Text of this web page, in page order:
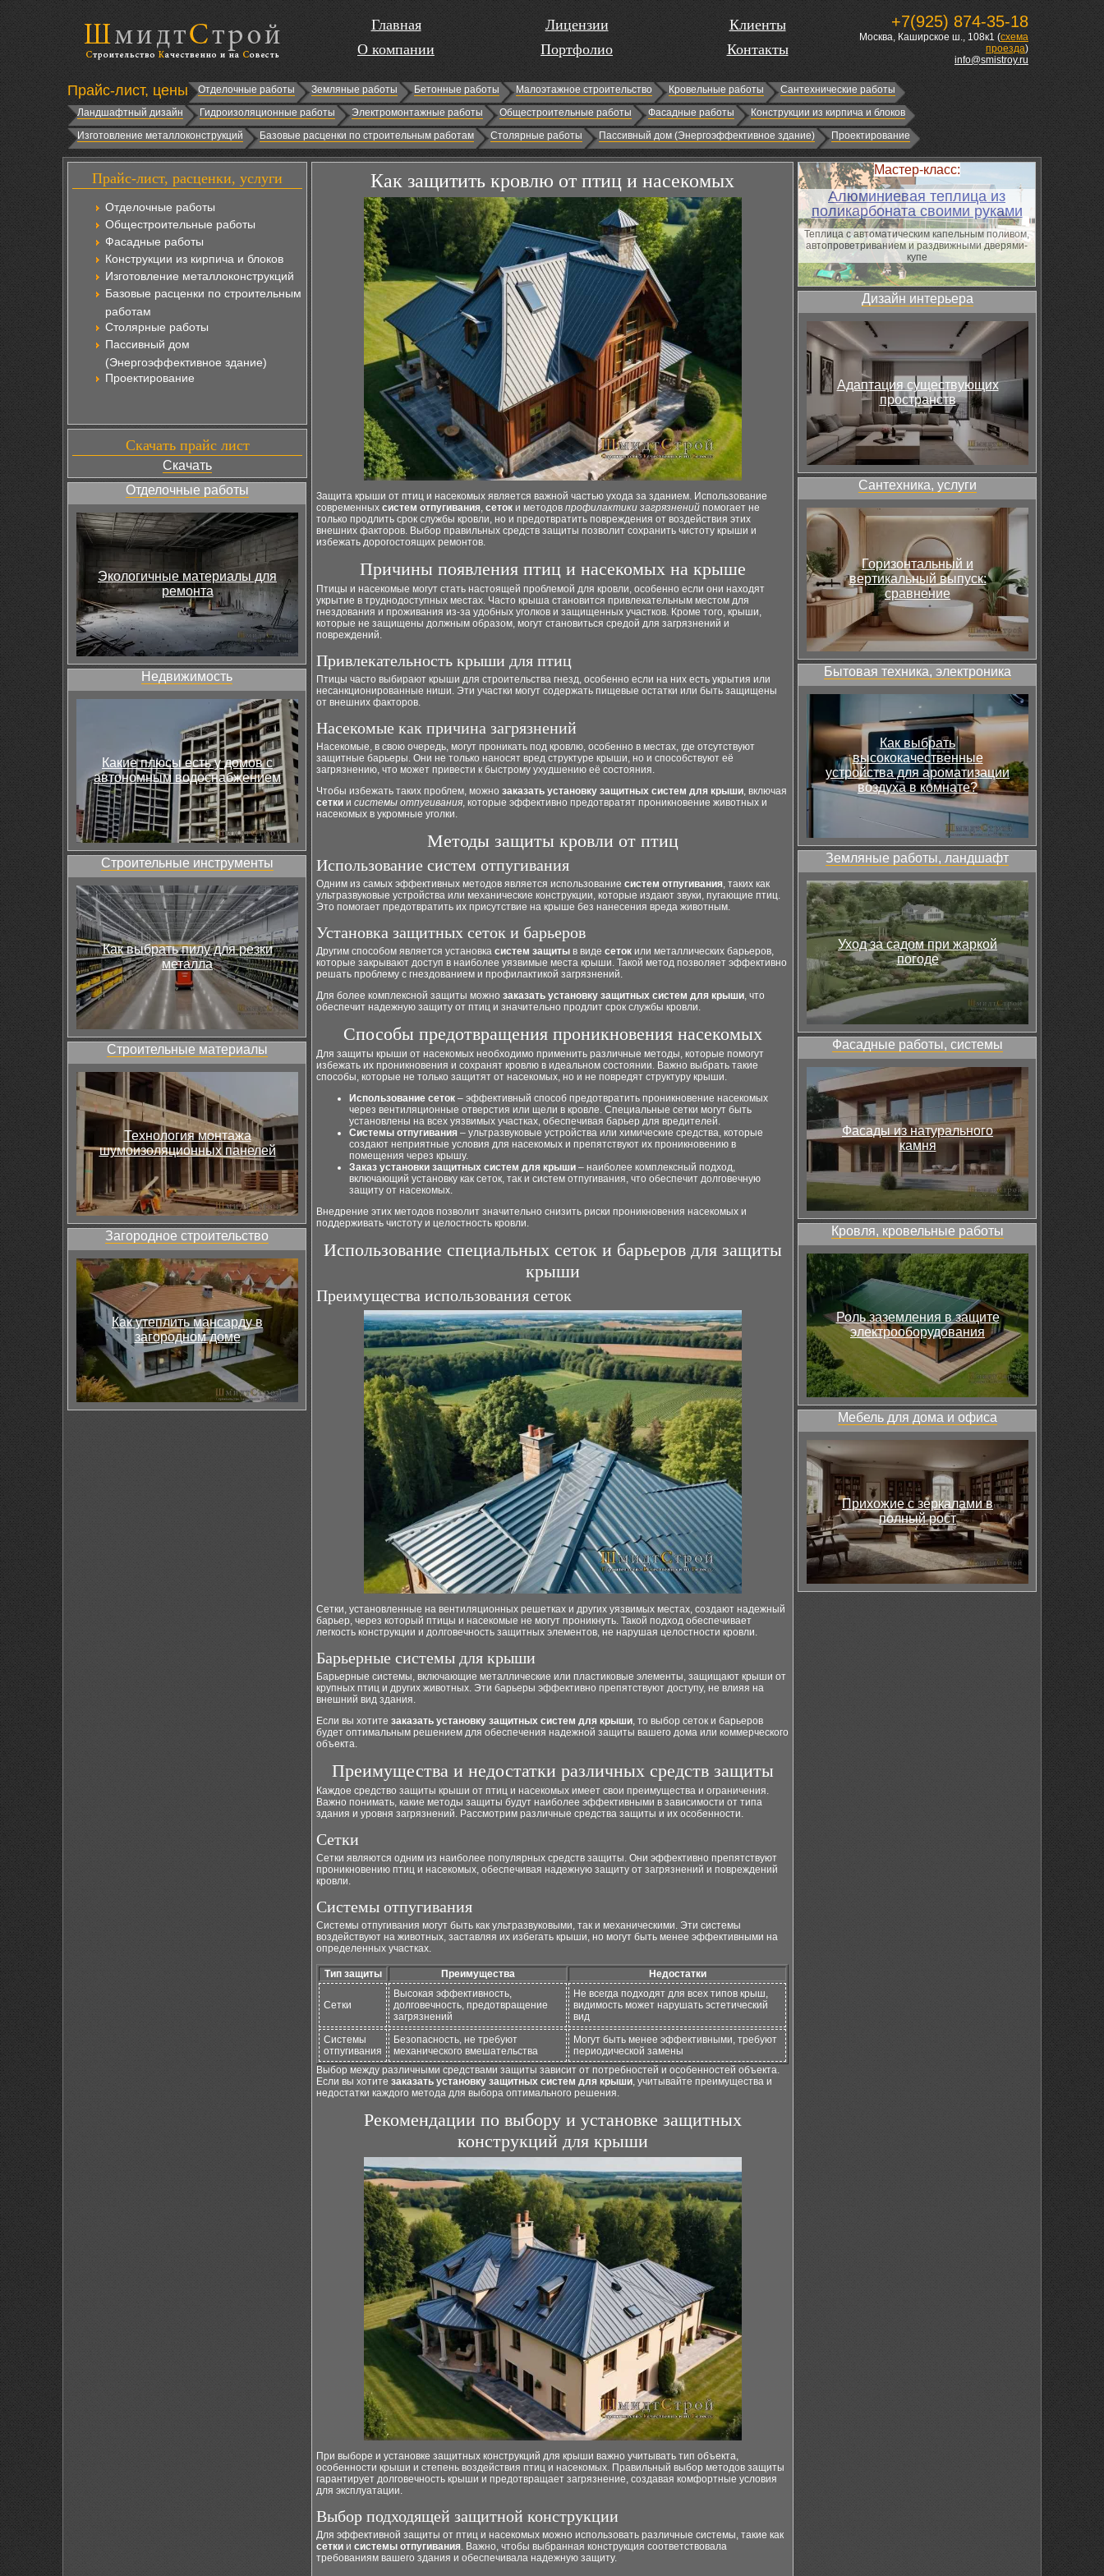
Главная
О компании
Лицензии
Портфолио
Клиенты
Контакты
+7(925) 874-35-18
Москва, Каширское ш., 108к1 (схема
проезда)
info@smistroy.ru
Прайс-лист, цены Отделочные работы Земляные работы Бетонные работы Малоэтажное строительство Кровельные работы
Сантехнические работы
Ландшафтный дизайн
Гидроизоляционные работы Электромонтажные работы Общестроительные работы Фасадные работы
Конструкции из кирпича и блоков
Изготовление металлоконструкций
Базовые расценки по строительным работам Столярные работы Пассивный дом (Энергоэффективное здание) Проектирование
Прайс-лист, расценки, услуги
Отделочные работы
Общестроительные работы
Фасадные работы
Конструкции из кирпича и блоков
Изготовление металлоконструкций
Базовые расценки по строительным
работам
Столярные работы
Пассивный дом
(Энергоэффективное здание)
Проектирование
Скачать прайс лист
Скачать
Отделочные работы
Экологичные материалы для
ремонта
Недвижимость
Какие плюсы есть у домов с
автономным водоснабжением
Строительные инструменты
Как выбрать пилу для резки
металла
Строительные материалы
Технология монтажа
шумоизоляционных панелей
Загородное строительство
Как утеплить мансарду в
загородном доме
Как защитить кровлю от птиц и насекомых
Защита крыши от птиц и насекомых является важной частью ухода за зданием. Использование
современных систем отпугивания, сеток и методов профилактики загрязнений помогает не
только продлить срок службы кровли, но и предотвратить повреждения от воздействия этих
внешних факторов. Выбор правильных средств защиты позволит сохранить чистоту крыши и
избежать дорогостоящих ремонтов.
Причины появления птиц и насекомых на крыше
Птицы и насекомые могут стать настоящей проблемой для кровли, особенно если они находят
укрытие в труднодоступных местах. Часто крыша становится привлекательным местом для
гнездования и проживания из-за удобных уголков и защищенных участков. Кроме того, крыши,
которые не защищены должным образом, могут становиться средой для загрязнений и
повреждений.
Привлекательность крыши для птиц
Птицы часто выбирают крыши для строительства гнезд, особенно если на них есть укрытия или
несанкционированные ниши. Эти участки могут содержать пищевые остатки или быть защищены
от внешних факторов.
Насекомые как причина загрязнений
Насекомые, в свою очередь, могут проникать под кровлю, особенно в местах, где отсутствуют
защитные барьеры. Они не только наносят вред структуре крыши, но и способствуют её
загрязнению, что может привести к быстрому ухудшению её состояния.
Чтобы избежать таких проблем, можно заказать установку защитных систем для крыши, включая
сетки и системы отпугивания, которые эффективно предотвратят проникновение животных и
насекомых в укромные уголки.
Методы защиты кровли от птиц
Использование систем отпугивания
Одним из самых эффективных методов является использование систем отпугивания, таких как
ультразвуковые устройства или механические конструкции, которые издают звуки, пугающие птиц.
Это помогает предотвратить их присутствие на крыше без нанесения вреда животным.
Установка защитных сеток и барьеров
Другим способом является установка систем защиты в виде сеток или металлических барьеров,
которые закрывают доступ в наиболее уязвимые места крыши. Такой метод позволяет эффективно
решать проблему с гнездованием и профилактикой загрязнений.
Для более комплексной защиты можно заказать установку защитных систем для крыши, что
обеспечит надежную защиту от птиц и значительно продлит срок службы кровли.
Способы предотвращения проникновения насекомых
Для защиты крыши от насекомых необходимо применить различные методы, которые помогут
избежать их проникновения и сохранят кровлю в идеальном состоянии. Важно выбрать такие
способы, которые не только защитят от насекомых, но и не повредят структуру крыши.
Использование сеток – эффективный способ предотвратить проникновение насекомых
через вентиляционные отверстия или щели в кровле. Специальные сетки могут быть
установлены на всех уязвимых участках, обеспечивая барьер для вредителей.
Системы отпугивания – ультразвуковые устройства или химические средства, которые
создают неприятные условия для насекомых и препятствуют их проникновению в
помещения через крышу.
Заказ установки защитных систем для крыши – наиболее комплексный подход,
включающий установку как сеток, так и систем отпугивания, что обеспечит долговечную
защиту от насекомых.
Внедрение этих методов позволит значительно снизить риски проникновения насекомых и
поддерживать чистоту и целостность кровли.
Использование специальных сеток и барьеров для защиты
крыши
Преимущества использования сеток
Сетки, установленные на вентиляционных решетках и других уязвимых местах, создают надежный
барьер, через который птицы и насекомые не могут проникнуть. Такой подход обеспечивает
легкость конструкции и долговечность защитных элементов, не нарушая целостности кровли.
Барьерные системы для крыши
Барьерные системы, включающие металлические или пластиковые элементы, защищают крыши от
крупных птиц и других животных. Эти барьеры эффективно препятствуют доступу, не влияя на
внешний вид здания.
Если вы хотите заказать установку защитных систем для крыши, то выбор сеток и барьеров
будет оптимальным решением для обеспечения надежной защиты вашего дома или коммерческого
объекта.
Преимущества и недостатки различных средств защиты
Каждое средство защиты крыши от птиц и насекомых имеет свои преимущества и ограничения.
Важно понимать, какие методы защиты будут наиболее эффективными в зависимости от типа
здания и уровня загрязнений. Рассмотрим различные средства защиты и их особенности.
Сетки
Сетки являются одним из наиболее популярных средств защиты. Они эффективно препятствуют
проникновению птиц и насекомых, обеспечивая надежную защиту от загрязнений и повреждений
кровли.
Системы отпугивания
Системы отпугивания могут быть как ультразвуковыми, так и механическими. Эти системы
воздействуют на животных, заставляя их избегать крыши, но могут быть менее эффективными на
определенных участках.
Тип защиты Преимущества Недостатки
Сетки
Высокая эффективность,
долговечность, предотвращение
загрязнений
Не всегда подходят для всех типов крыш,
видимость может нарушать эстетический
вид
Системы
отпугивания
Безопасность, не требуют
механического вмешательства
Могут быть менее эффективными, требуют
периодической замены
Выбор между различными средствами защиты зависит от потребностей и особенностей объекта.
Если вы хотите заказать установку защитных систем для крыши, учитывайте преимущества и
недостатки каждого метода для выбора оптимального решения.
Рекомендации по выбору и установке защитных
конструкций для крыши
При выборе и установке защитных конструкций для крыши важно учитывать тип объекта,
особенности крыши и степень воздействия птиц и насекомых. Правильный выбор методов защиты
гарантирует долговечность крыши и предотвращает загрязнение, создавая комфортные условия
для эксплуатации.
Выбор подходящей защитной конструкции
Для эффективной защиты от птиц и насекомых можно использовать различные системы, такие как
сетки и системы отпугивания. Важно, чтобы выбранная конструкция соответствовала
требованиям вашего здания и обеспечивала надежную защиту.
Мастер-класс:
Алюминиевая теплица из
поликарбоната своими руками
Теплица с автоматическим капельным поливом,
автопроветриванием и раздвижными дверями-
купе
Дизайн интерьера
Адаптация существующих
пространств
Сантехника, услуги
Горизонтальный и
вертикальный выпуск:
сравнение
Бытовая техника, электроника
Как выбрать
высококачественные
устройства для ароматизации
воздуха в комнате?
Земляные работы, ландшафт
Уход за садом при жаркой
погоде
Фасадные работы, системы
Фасады из натурального
камня
Кровля, кровельные работы
Роль заземления в защите
электрооборудования
Мебель для дома и офиса
Прихожие с зеркалами в
полный рост